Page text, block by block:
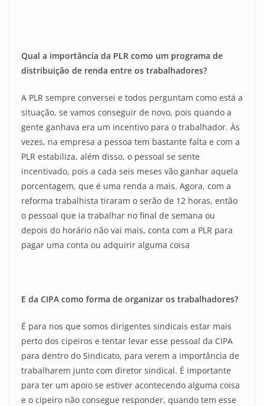
Qual a importância da PLR como um programa de
distribuição de renda entre os trabalhadores?
A PLR sempre conversei e todos perguntam como está a
situação, se vamos conseguir de novo, pois quando a
gente ganhava era um incentivo para o trabalhador. Às
vezes, na empresa a pessoa tem bastante falta e com a
PLR estabiliza, além disso, o pessoal se sente
incentivado, pois a cada seis meses vão ganhar aquela
porcentagem, que é uma renda a mais. Agora, com a
reforma trabalhista tiraram o serão de 12 horas, então
o pessoal que ia trabalhar no final de semana ou
depois do horário não vai mais, conta com a PLR para
pagar uma conta ou adquirir alguma coisa
E da CIPA como forma de organizar os trabalhadores?
É para nos que somos dirigentes sindicais estar mais
perto dos cipeiros e tentar levar esse pessoal da CIPA
para dentro do Sindicato, para verem a importância de
trabalharem junto com diretor sindical. É importante
para ter um apoio se estiver acontecendo alguma coisa
e o cipeiro não consegue responder, quando tem esse